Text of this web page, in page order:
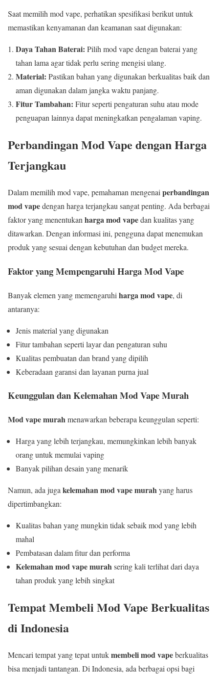
Saat memilih mod vape, perhatikan spesifikasi berikut untuk
memastikan kenyamanan dan keamanan saat digunakan:
Daya Tahan Baterai: Pilih mod vape dengan baterai yang
tahan lama agar tidak perlu sering mengisi ulang.
Material: Pastikan bahan yang digunakan berkualitas baik dan
aman digunakan dalam jangka waktu panjang.
Fitur Tambahan: Fitur seperti pengaturan suhu atau mode
penguapan lainnya dapat meningkatkan pengalaman vaping.
Perbandingan Mod Vape dengan Harga
Terjangkau
Dalam memilih mod vape, pemahaman mengenai perbandingan
mod vapedengan harga terjangkau sangat penting. Ada berbagai
faktor yang menentukan harga mod vapedan kualitas yang
ditawarkan. Dengan informasi ini, pengguna dapat menemukan
produk yang sesuai dengan kebutuhan dan budget mereka.
Faktor yang Mempengaruhi Harga Mod Vape
Banyak elemen yang memengaruhi harga mod vape, di
antaranya:
Jenis material yang digunakan
Fitur tambahan seperti layar dan pengaturan suhu
Kualitas pembuatan dan brand yang dipilih
Keberadaan garansi dan layanan purna jual
Keunggulan dan Kelemahan Mod Vape Murah
Mod vape murahmenawarkan beberapa keunggulan seperti:
Harga yang lebih terjangkau, memungkinkan lebih banyak
orang untuk memulai vaping
Banyak pilihan desain yang menarik
Namun, ada juga kelemahan mod vape murahyang harus
dipertimbangkan:
Kualitas bahan yang mungkin tidak sebaik mod yang lebih
mahal
Pembatasan dalam fitur dan performa
Kelemahan mod vape murahsering kali terlihat dari daya
tahan produk yang lebih singkat
Tempat Membeli Mod Vape Berkualitas
di Indonesia
Mencari tempat yang tepat untukmembeli mod vapeberkualitas
bisa menjadi tantangan. Di Indonesia, ada berbagai opsi bagi